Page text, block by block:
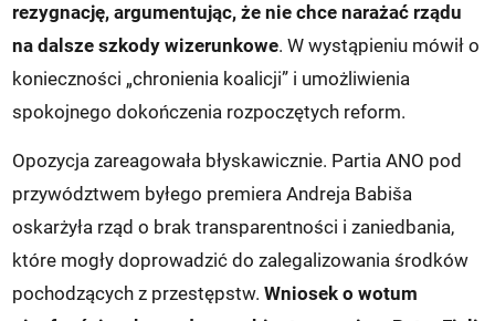
rezygnację, argumentując, że nie chce narażać rządu
na dalsze szkody wizerunkowe. W wystąpieniu mówił o
konieczności „chronienia koalicji” i umożliwienia
spokojnego dokończenia rozpoczętych reform.
Opozycja zareagowała błyskawicznie. Partia ANO pod
przywództwem byłego premiera Andreja Babiša
oskarżyła rząd o brak transparentności i zaniedbania,
które mogły doprowadzić do zalegalizowania środków
pochodzących z przestępstw.Wniosek o wotum